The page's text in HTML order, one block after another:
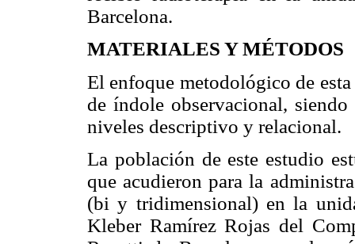
Barcelona.
MATERIALES Y MÉTODOS
El enfoque metodológico de
de índole observacional, siendo
niveles descriptivo y relacional.
La población de este estudio
que acudieron para la
(bi y tridimensional) en la
Kleber Ramírez Rojas del